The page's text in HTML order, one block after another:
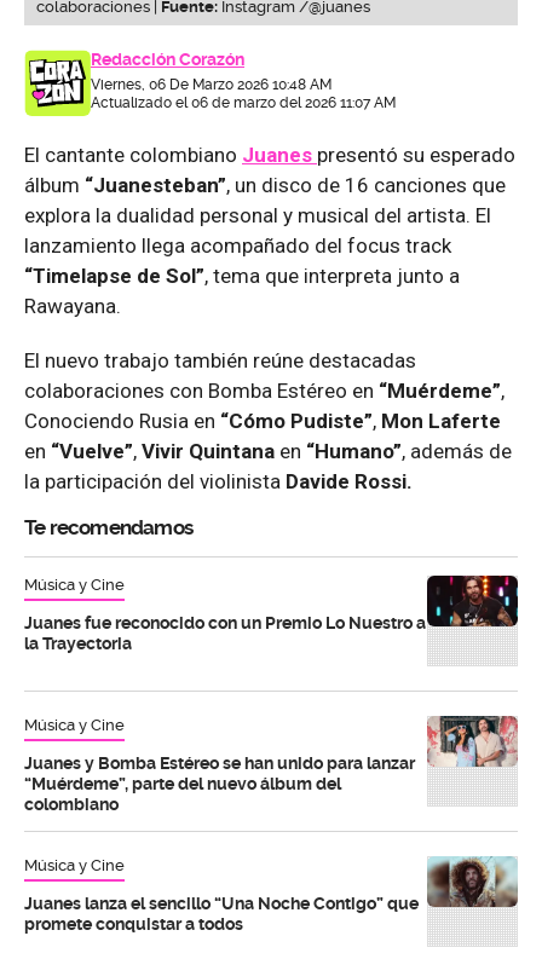
colaboraciones | Fuente: Instagram /@juanes
Redacción Corazón
Viernes, 06 De Marzo 2026 10:48 AM
Actualizado el 06 de marzo del 2026 11:07 AM
El cantante colombiano Juanes presentó su esperado
álbum “Juanesteban”, un disco de 16 canciones que
explora la dualidad personal y musical del artista. El
lanzamiento llega acompañado del focus track
“Timelapse de Sol”, tema que interpreta junto a
Rawayana.
El nuevo trabajo también reúne destacadas
colaboraciones con Bomba Estéreo en “Muérdeme”,
Conociendo Rusia en “Cómo Pudiste”, Mon Laferte
en “Vuelve”, Vivir Quintana en “Humano”, además de
la participación del violinista Davide Rossi.
Te recomendamos
Música y Cine
Juanes fue reconocido con un Premio Lo Nuestro a
la Trayectoria
Música y Cine
Juanes y Bomba Estéreo se han unido para lanzar
“Muérdeme”, parte del nuevo álbum del
colombiano
Música y Cine
Juanes lanza el sencillo “Una Noche Contigo” que
promete conquistar a todos